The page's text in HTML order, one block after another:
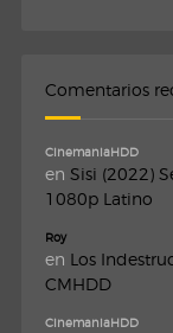
Comentarios
CinemaniaHDD
en Sisi (2022)
1080p Latino
Roy
en Los
CMHDD
CinemaniaHDD